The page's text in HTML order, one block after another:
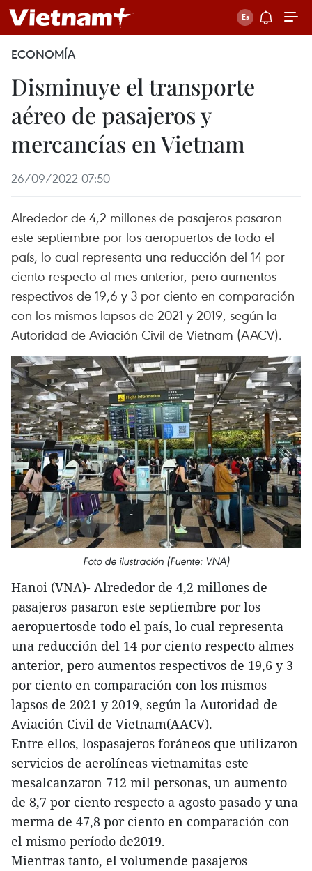
ECONOMÍA
Disminuye el transporte
aéreo de pasajeros y
mercancías en Vietnam
26/09/2022 07:50
Alrededor de 4,2 millones de pasajeros pasaron
este septiembre por los aeropuertos de todo el
país, lo cual representa una reducción del 14 por
ciento respecto al mes anterior, pero aumentos
respectivos de 19,6 y 3 por ciento en comparación
con los mismos lapsos de 2021 y 2019, según la
Autoridad de Aviación Civil de Vietnam (AACV).
Foto de ilustración (Fuente: VNA)
Hanoi (VNA)- Alrededor de 4,2 millones de
pasajeros pasaron este septiembre por los
aeropuertosde todo el país, lo cual representa
una reducción del 14 por ciento respecto almes
anterior, pero aumentos respectivos de 19,6 y 3
por ciento en comparación con los mismos
lapsos de 2021 y 2019, según la Autoridad de
Aviación Civil de Vietnam(AACV).
Entre ellos, lospasajeros foráneos que utilizaron
servicios de aerolíneas vietnamitas este
mesalcanzaron 712 mil personas, un aumento
de 8,7 por ciento respecto a agosto pasado y una
merma de 47,8 por ciento en comparación con
el mismo período de2019.
Mientras tanto, el volumende pasajeros